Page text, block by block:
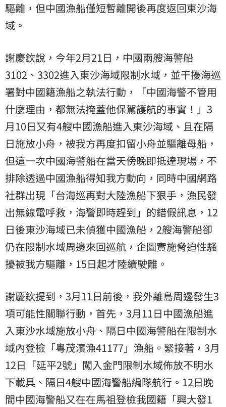
驅離，但中國漁船僅短暫離開後再度返回東沙海
域。
謝慶欽說，今年2月21日，中國兩艘海警船
3102、3302進入東沙海域限制水域，並干擾海巡
署對中國籍漁船之執法行動，「中國海警不管用
什麼理由，都無法掩蓋他保駕護航的事實！」3
月10日又有4艘中國漁船進入東沙海域、且在隔
日施放小舟，被我方再度扣留小舟並驅離母船，
但這一次中國海警船在當天傍晚即抵達現場，不
排除透過中國漁船得知我方動向，同時中國網路
社群出現「台海巡再對大陸漁船下狠手，漁民發
出無線電呼救，海警即時趕到」的錯假訊息，12
日後東沙海域已未偵獲中國漁船，2艘海警船卻
仍在限制水域周邊來回巡航，企圖實施脅迫性騷
擾被我方驅離，15日起才陸續駛離。
謝慶欽提到，3月11日前後，我外離島周邊發生3
項可能性關聯行動，首先，3月11日中國漁船進
入東沙水域施放小舟、隔日中國海警船在限制水
域內登檢「粵茂濱漁41177」漁船。緊接著，3月
12日「延平2號」闖入金門限制水域佈放不明水
下載具、隔日4艘中國海警船編隊航行。12日晚
間中國海警船又在在馬祖登檢我國籍「興大發1